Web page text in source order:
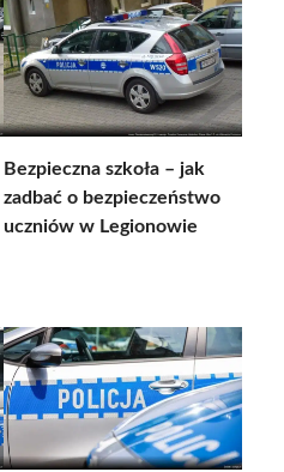
Bezpieczna szkoła – jak
zadbać o bezpieczeństwo
uczniów w Legionowie